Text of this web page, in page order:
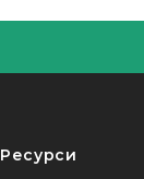
Ресурси